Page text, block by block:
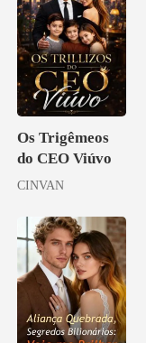
Os Trigêmeos
do CEO Viúvo
CINVAN